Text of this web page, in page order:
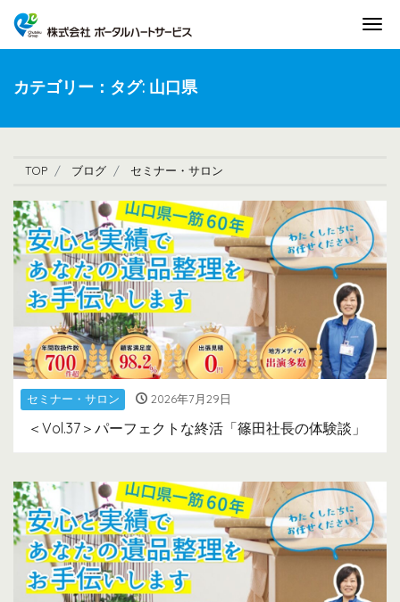
カテゴリー：タグ: 山口県
TOP ブログ セミナー・サロン
セミナー・サロン 2026年7月29日
＜Vol.37＞パーフェクトな終活「篠田社長の体験談」